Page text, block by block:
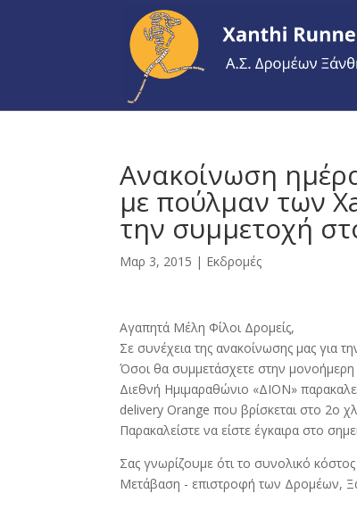
Ανακοίνωση
με πούλμαν των
την συμμετοχή
Μαρ 3, 2015 | Εκδρομές
Αγαπητά Μέλη Φίλοι Δρομείς,
Σε συνέχεια της ανακοίνωσης μας για
Όσοι θα συμμετάσχετε στην μονοήμερη
Διεθνή Ημιμαραθώνιο «ΔΙΟΝ»
delivery Orange που βρίσκεται στο 2ο
Παρακαλείστε να είστε έγκαιρα στο
Σας γνωρίζουμε ότι το συνολικό
Μετάβαση - επιστροφή των Δρομέων,